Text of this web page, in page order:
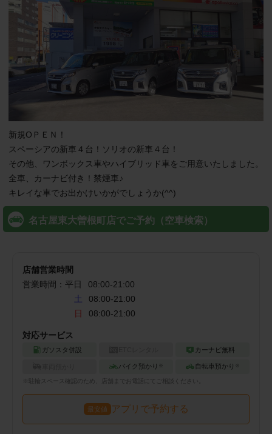
新規ОＰＥＮ！
スペーシアの新車４台！ソリオの新車４台！
その他、ワンボックス車やハイブリッド車をご用意いたしました。
全車、カーナビ付き！禁煙車♪
キレイな車でお出かけいかがでしょうか(^^)
名古屋東大曽根町店でご予約（空車検索）
店舗営業時間
営業時間： 平日 08:00-21:00
土
08:00-21:00
日
08:00-21:00
対応サービス
ガソスタ併設 カーナビ無料
バイク預かり ※ 自転車預かり ※
※ スペース確認のため、店舗までお電話にてご相談ください。
最安値 アプリで予約する